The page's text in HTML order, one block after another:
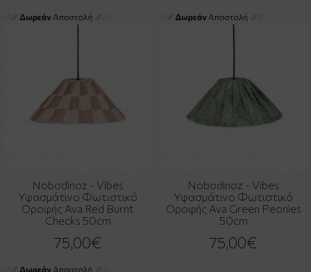
Nobodinoz - Vibes
Υφασμάτινο Φωτιστικό
Οροφής Ava Red Burnt
Checks 50cm
75,00€
Nobodinoz - Vibes
Υφασμάτινο Φωτιστικό
Οροφής Ava Green Peonies
50cm
75,00€